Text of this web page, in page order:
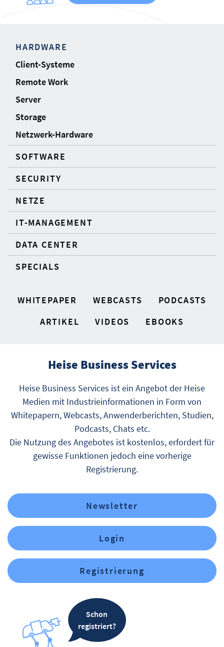
HARDWARE
Client-Systeme
Remote Work
Server
Storage
Netzwerk-Hardware
SOFTWARE
SECURITY
NETZE
IT-MANAGEMENT
DATA CENTER
SPECIALS
WHITEPAPER WEBCASTS
PODCASTS
ARTIKEL
VIDEOS EBOOKS
Heise Business Services
Heise Business Services ist ein Angebot der Heise
Medien mit Industrieinformationen in Form von
Whitepapern, Webcasts, Anwenderberichten, Studien,
Podcasts, Chats etc.
Die Nutzung des Angebotes ist kostenlos, erfordert für
gewisse Funktionen jedoch eine vorherige
Registrierung.
Newsletter
Login
Registrierung
Schon
registriert?